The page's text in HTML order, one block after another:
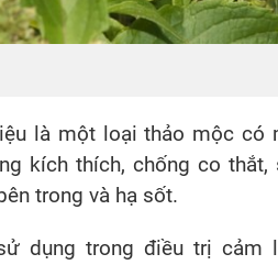
là một loại thảo mộc có
kích thích, chống co thắt,
trong và hạ sốt.
dụng trong điều trị cảm